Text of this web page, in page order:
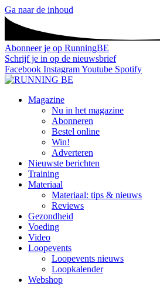
Ga naar de inhoud
Abonneer je op RunningBE
Schrijf je in op de nieuwsbrief
Facebook InstagramYoutube Spotify
Magazine
Nu in het magazine
Abonneren
Bestel online
Win!
Adverteren
Nieuwste berichten
Training
Materiaal
Materiaal: tips & nieuws
Reviews
Gezondheid
Voeding
Video
Loopevents
Loopevents nieuws
Loopkalender
Webshop